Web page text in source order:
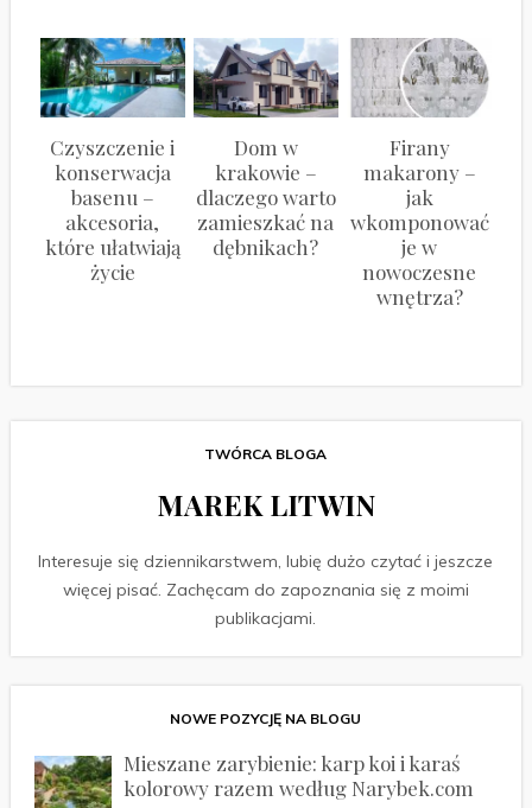
Czyszczenie i
konserwacja
basenu –
akcesoria,
które ułatwiają
życie
Dom w
krakowie –
dlaczego warto
zamieszkać na
dębnikach?
Firany
makarony –
jak
wkomponować
je w
nowoczesne
wnętrza?
TWÓRCA BLOGA
MAREK LITWIN
Interesuje się dziennikarstwem, lubię dużo czytać i jeszcze
więcej pisać. Zachęcam do zapoznania się z moimi
publikacjami.
NOWE POZYCJĘ NA BLOGU
Mieszane zarybienie: karp koi i karaś
kolorowy razem według Narybek.com